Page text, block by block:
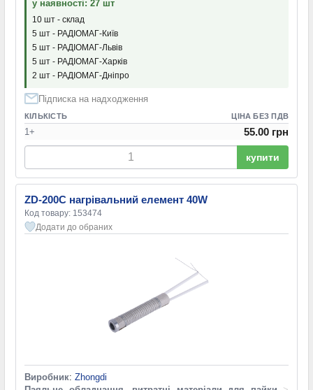
у наявності: 27 шт
10 шт - склад
5 шт - РАДІОМАГ-Київ
5 шт - РАДІОМАГ-Львів
5 шт - РАДІОМАГ-Харків
2 шт - РАДІОМАГ-Дніпро
Підписка на надходження
КІЛЬКІСТЬ ЦІНА БЕЗ ПДВ
1+ 55.00 грн
купити
ZD-200C нагрівальний елемент 40W
Код товару: 153474
Додати до обраних
Виробник: Zhongdi